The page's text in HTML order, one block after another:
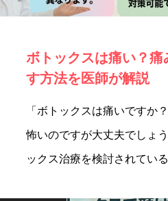
ボトックスは痛い？痛
す方法を医師が解説
「ボトックスは痛いですか
怖いのですが大丈夫でしょ
ックス治療を検討されてい